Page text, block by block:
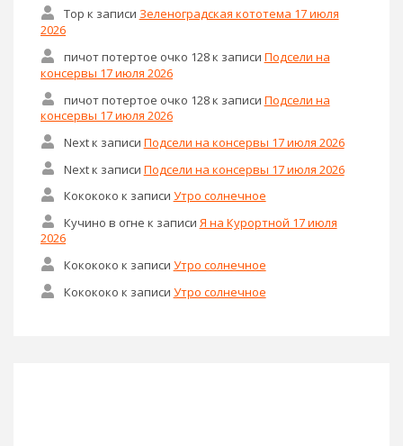
Тор к записи Зеленоградская кототема 17 июля
2026
пичот потертое очко 128к записи Подсели на
консервы 17 июля 2026
пичот потертое очко 128к записи Подсели на
консервы 17 июля 2026
Nextк записи Подсели на консервы 17 июля 2026
Nextк записи Подсели на консервы 17 июля 2026
Кокококо к записи Утро солнечное
Кучино в огне к записи Я на Курортной 17 июля
2026
Кокококо к записи Утро солнечное
Кокококо к записи Утро солнечное